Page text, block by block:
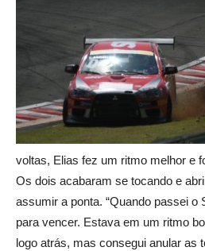
voltas, Elias fez um ritmo melhor e
Os dois acabaram se tocando e
assumir a ponta. “Quando passei o
para vencer. Estava em um ritmo
logo atrás, mas consegui anular as